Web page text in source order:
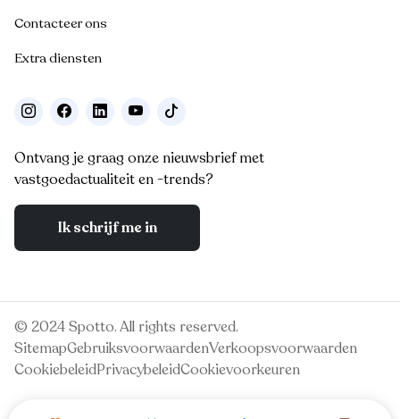
Contacteer ons
Extra diensten
Ontvang je graag onze nieuwsbrief met
vastgoedactualiteit en -trends?
Ik schrijf me in
© 2024 Spotto. All rights reserved.
SitemapGebruiksvoorwaardenVerkoopsvoorwaarden
CookiebeleidPrivacybeleidCookievoorkeuren